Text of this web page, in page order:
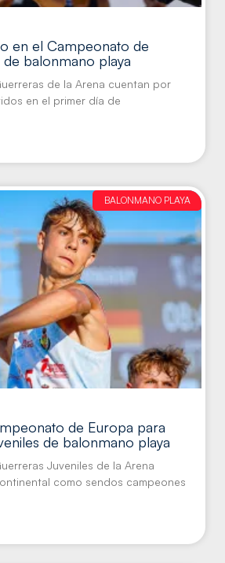
en el Campeonato de
de balonmano playa
de la Arena cuentan por
en el primer día de
BALONMANO PLAYA
de Europa para
de balonmano playa
Juveniles de la Arena
como sendos campeones